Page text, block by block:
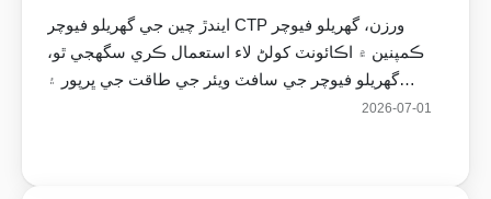
ايندڙ چين جي گهريلو فيوچر CTP ورزن، گهريلو فيوچر
ڪمپنين ۾ اڪائونٽ کولڻ لاء استعمال ڪري سگهجي ٿو،
گهريلو فيوچر جي سافٽ ويئر جي طاقت جي ڀرپور ۽
ڪميشن جي واپسي جي سڀني RMB جي حمايت ڪري ٿي
2026-07-01